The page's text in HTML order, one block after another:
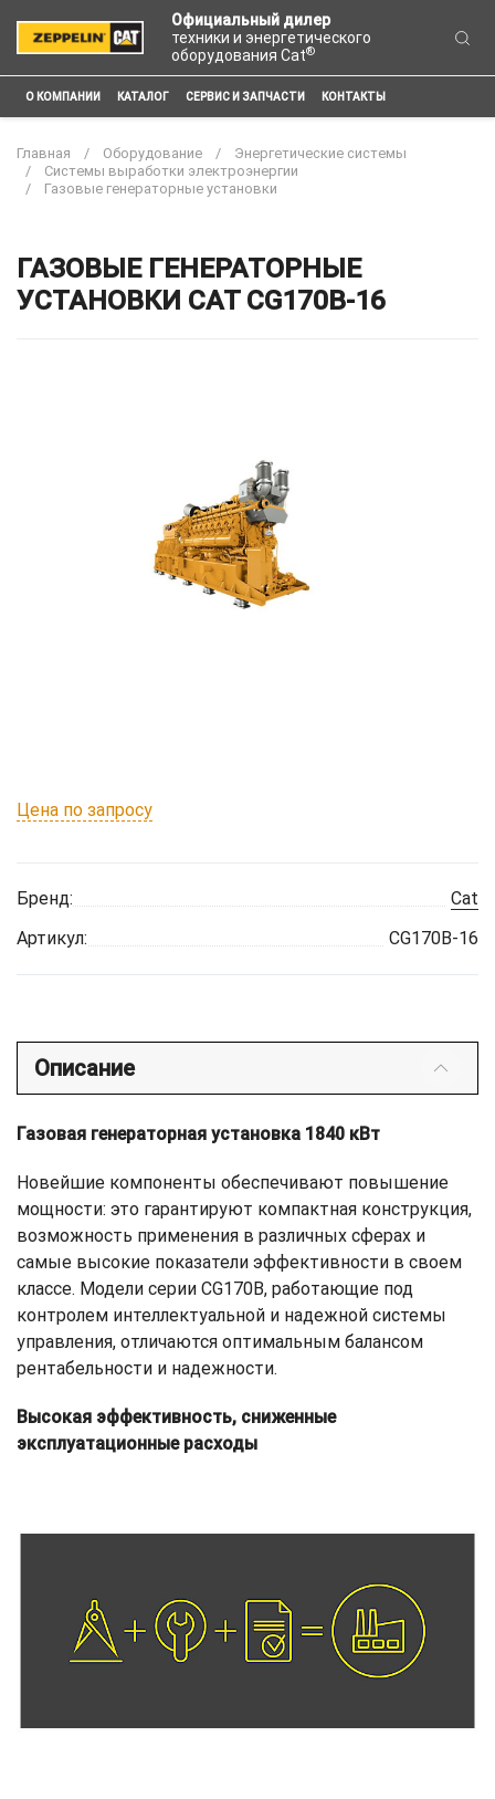
Официальный дилер
техники и энергетического
оборудования Cat®
О КОМПАНИИ КАТАЛОГ СЕРВИС И ЗАПЧАСТИ КОНТАКТЫ
Главная Оборудование
Энергетические системы
Системы выработки электроэнергии
Газовые генераторные установки
ГАЗОВЫЕ ГЕНЕРАТОРНЫЕ
УСТАНОВКИ CAT CG170B-16
Цена по запросу
Бренд:
Cat
Артикул:
CG170B-16
Описание
Газовая генераторная установка 1840 кВт
Новейшие компоненты обеспечивают повышение
мощности: это гарантируют компактная конструкция,
возможность применения в различных сферах и
самые высокие показатели эффективности в своем
классе. Модели серии CG170B, работающие под
контролем интеллектуальной и надежной системы
управления, отличаются оптимальным балансом
рентабельности и надежности.
Высокая эффективность, сниженные
эксплуатационные расходы